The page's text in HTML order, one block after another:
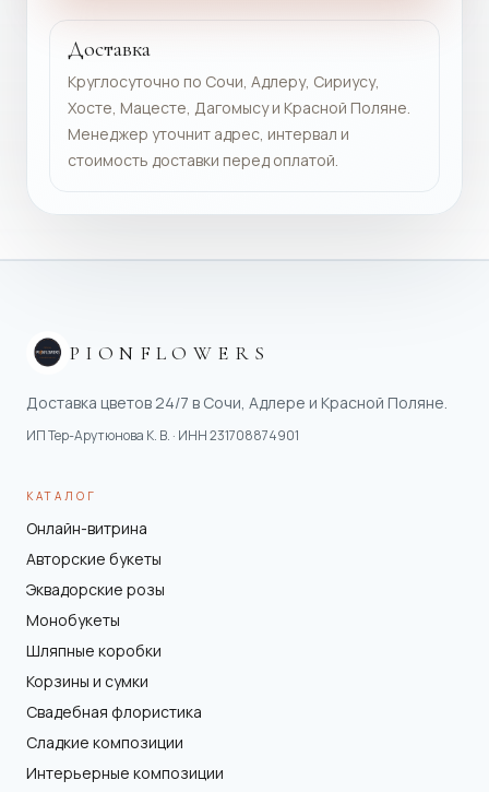
Доставка
Круглосуточно по Сочи, Адлеру, Сириусу,
Хосте, Мацесте, Дагомысу и Красной Поляне.
Менеджер уточнит адрес, интервал и
стоимость доставки перед оплатой.
PIONFLOWERS
Доставка цветов 24/7 в Сочи, Адлере и Красной Поляне.
ИП Тер-Арутюнова К. В. · ИНН231708874901
КАТАЛОГ
Онлайн-витрина
Авторские букеты
Эквадорские розы
Монобукеты
Шляпные коробки
Корзины и сумки
Свадебная флористика
Сладкие композиции
Интерьерные композиции